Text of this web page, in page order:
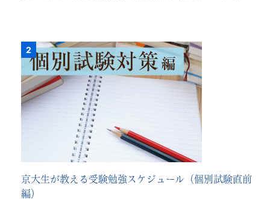
京大生が教える受験勉強スケジュール（個別試験直前
編）